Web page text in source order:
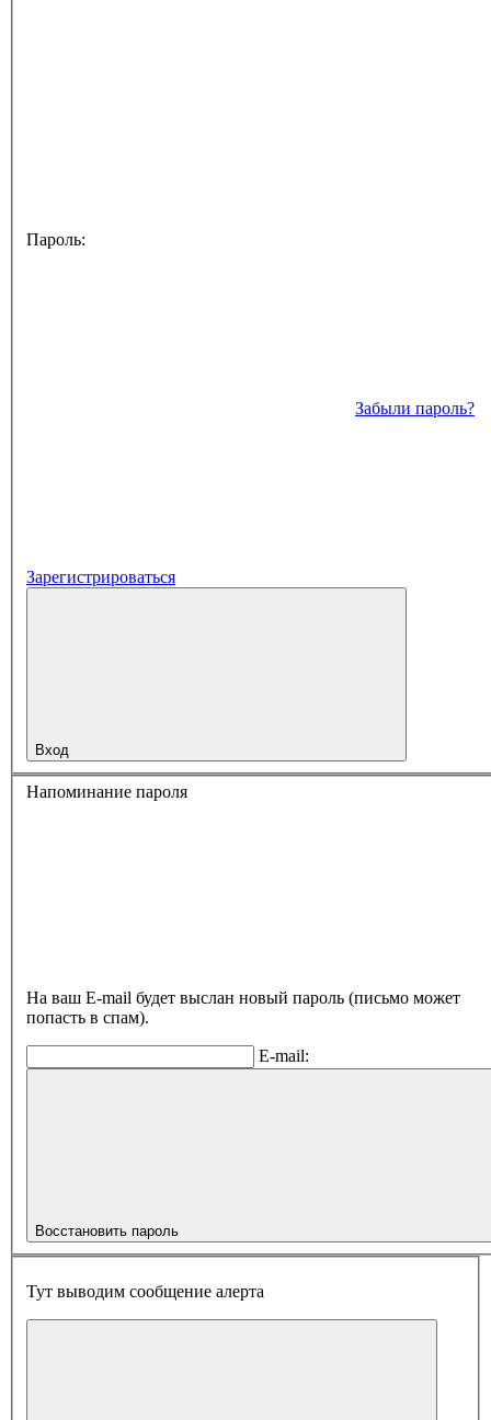
Пароль:
Забыли пароль?
Зарегистрироваться
Вход
Напоминание пароля
На ваш E-mail будет выслан новый пароль (письмо может
попасть в спам).
E-mail:
Восстановить пароль
Тут выводим сообщение алерта